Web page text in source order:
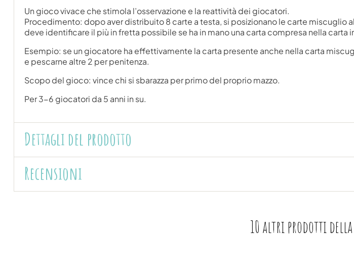
Un gioco vivace che stimola l’osservazione e la reattività dei giocatori.
Procedimento: dopo aver distribuito 8 carte a testa, si posizionano le carte
deve identificare il più in fretta possibile se ha in mano una carta compresa nella carta
Esempio: se un giocatore ha effettivamente la carta presente anche nella carta
e pescarne altre 2 per penitenza.
Scopo del gioco: vince chi si sbarazza per primo del proprio mazzo.
Per 3-6 giocatori da 5 anni in su.
Dettagli del prodotto
Recensioni
10 altri prodotti della